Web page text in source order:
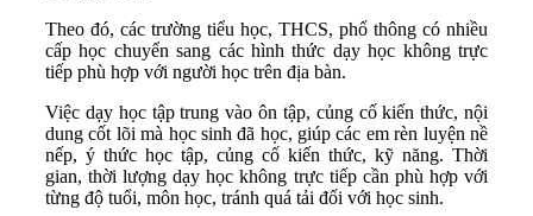
Theo đó, các trường tiểu học, THCS, phổ thông có nhiều
cấp học chuyển sang các hình thức dạy học không trực
tiếp phù hợp với người học trên địa bàn.
Việc dạy học tập trung vào ôn tập, củng cố kiến thức, nội
dung cốt lõi mà học sinh đã học, giúp các em rèn luyện nề
nếp, ý thức học tập, củng cố kiến thức, kỹ năng. Thời
gian, thời lượng dạy học không trực tiếp cần phù hợp với
từng độ tuổi, môn học, tránh quá tải đối với học sinh.